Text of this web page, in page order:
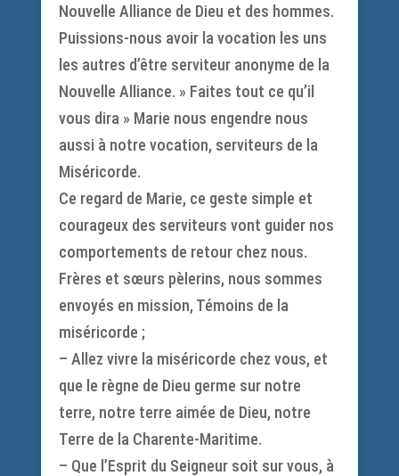
Nouvelle Alliance de Dieu et des hommes.
Puissions-nous avoir la vocation les uns
les autres d’être serviteur anonyme de la
Nouvelle Alliance. » Faites tout ce qu’il
vous dira » Marie nous engendre nous
aussi à notre vocation, serviteurs de la
Miséricorde.
Ce regard de Marie, ce geste simple et
courageux des serviteurs vont guider nos
comportements de retour chez nous.
Frères et sœurs pèlerins, nous sommes
envoyés en mission, Témoins de la
miséricorde ;
– Allez vivre la miséricorde chez vous, et
que le règne de Dieu germe sur notre
terre, notre terre aimée de Dieu, notre
Terre de la Charente-Maritime.
– Que l’Esprit du Seigneur soit sur vous, à